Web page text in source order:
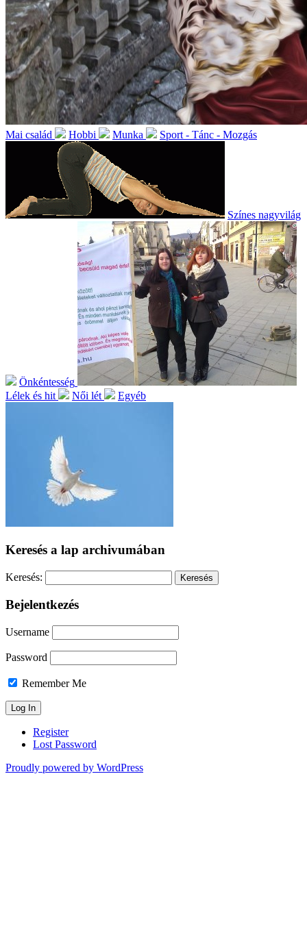
Mai család Hobbi Munka Sport - Tánc - Mozgás
Színes nagyvilág
Önkéntesség
Lélek és hit
Női lét Egyéb
Keresés a lap archivumában
Keresés:
Bejelentkezés
Username
Password
Remember Me
Register
Lost Password
Proudly powered by WordPress